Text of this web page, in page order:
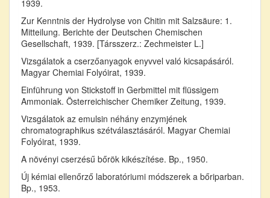
1939.
Zur Kenntnis der Hydrolyse von Chitin mit Salzsäure: 1.
Mitteilung. Berichte der Deutschen Chemischen
Gesellschaft, 1939. [Társszerz.: Zechmeister L.]
Vizsgálatok a cserzőanyagok enyvvel való kicsapásáról.
Magyar Chemiai Folyóirat, 1939.
Einführung von Stickstoff in Gerbmittel mit flüssigem
Ammoniak. Österreichischer Chemiker Zeitung, 1939.
Vizsgálatok az emulsin néhány enzymjének
chromatographikus szétválasztásáról. Magyar Chemiai
Folyóirat, 1939.
A növényi cserzésű bőrök kikészítése. Bp., 1950.
Új kémiai ellenőrző laboratóriumi módszerek a bőriparban.
Bp., 1953.